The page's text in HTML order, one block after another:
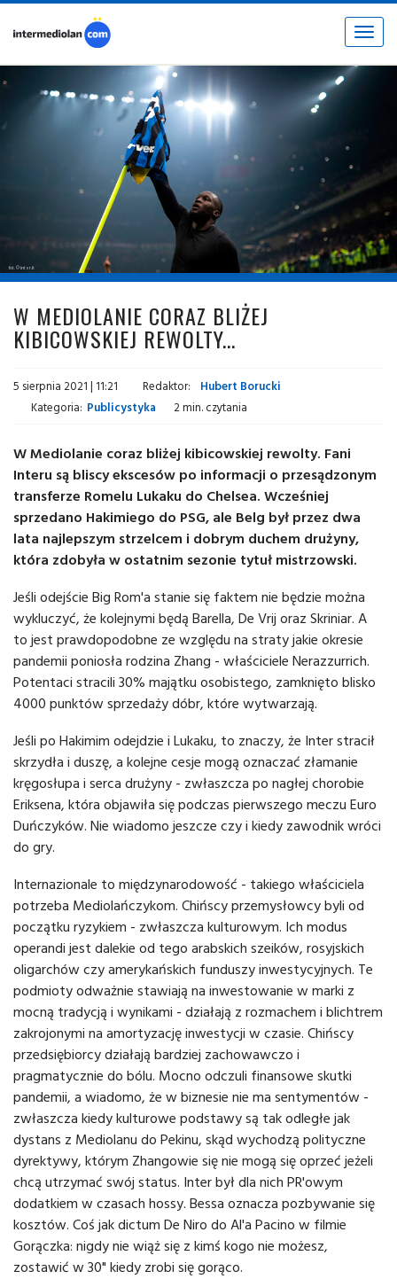
Toggle
fot. © inter.it
W MEDIOLANIE CORAZ BLIŻEJ
KIBICOWSKIEJ REWOLTY...
5 sierpnia 2021 | 11:21 Redaktor:
Hubert Borucki
Kategoria: Publicystyka 2 min. czytania
W Mediolanie coraz bliżej kibicowskiej rewolty. Fani
Interu są bliscy ekscesów po informacji o przesądzonym
transferze Romelu Lukaku do Chelsea. Wcześniej
sprzedano Hakimiego do PSG, ale Belg był przez dwa
lata najlepszym strzelcem i dobrym duchem drużyny,
która zdobyła w ostatnim sezonie tytuł mistrzowski.
Jeśli odejście Big Rom'a stanie się faktem nie będzie można
wykluczyć, że kolejnymi będą Barella, De Vrij oraz Skriniar. A
to jest prawdopodobne ze względu na straty jakie okresie
pandemii poniosła rodzina Zhang - właściciele Nerazzurrich.
Potentaci stracili 30% majątku osobistego, zamknięto blisko
4000 punktów sprzedaży dóbr, które wytwarzają.
Jeśli po Hakimim odejdzie i Lukaku, to znaczy, że Inter stracił
skrzydła i duszę, a kolejne cesje mogą oznaczać złamanie
kręgosłupa i serca drużyny - zwłaszcza po nagłej chorobie
Eriksena, która objawiła się podczas pierwszego meczu Euro
Duńczyków. Nie wiadomo jeszcze czy i kiedy zawodnik wróci
do gry.
Internazionale to międzynarodowość - takiego właściciela
potrzeba Mediolańczykom. Chińscy przemysłowcy byli od
początku ryzykiem - zwłaszcza kulturowym. Ich modus
operandi jest dalekie od tego arabskich szeików, rosyjskich
oligarchów czy amerykańskich funduszy inwestycyjnych. Te
podmioty odważnie stawiają na inwestowanie w marki z
mocną tradycją i wynikami - działają z rozmachem i blichtrem
zakrojonymi na amortyzację inwestycji w czasie. Chińscy
przedsiębiorcy działają bardziej zachowawczo i
pragmatycznie do bólu. Mocno odczuli finansowe skutki
pandemii, a wiadomo, że w biznesie nie ma sentymentów -
zwłaszcza kiedy kulturowe podstawy są tak odległe jak
dystans z Mediolanu do Pekinu, skąd wychodzą polityczne
dyrektywy, którym Zhangowie się nie mogą się oprzeć jeżeli
chcą utrzymać swój status. Inter był dla nich PR'owym
dodatkiem w czasach hossy. Bessa oznacza pozbywanie się
kosztów. Coś jak dictum De Niro do Al'a Pacino w filmie
Gorączka: nigdy nie wiąż się z kimś kogo nie możesz,
zostawić w 30" kiedy zrobi się gorąco.